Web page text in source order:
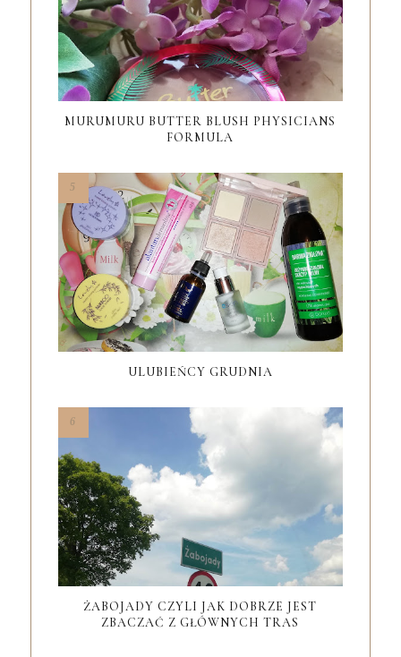
MURUMURU BUTTER BLUSH PHYSICIANS
FORMULA
ULUBIEŃCY GRUDNIA
ŻABOJADY CZYLI JAK DOBRZE JEST
ZBACZAĆ Z GŁÓWNYCH TRAS